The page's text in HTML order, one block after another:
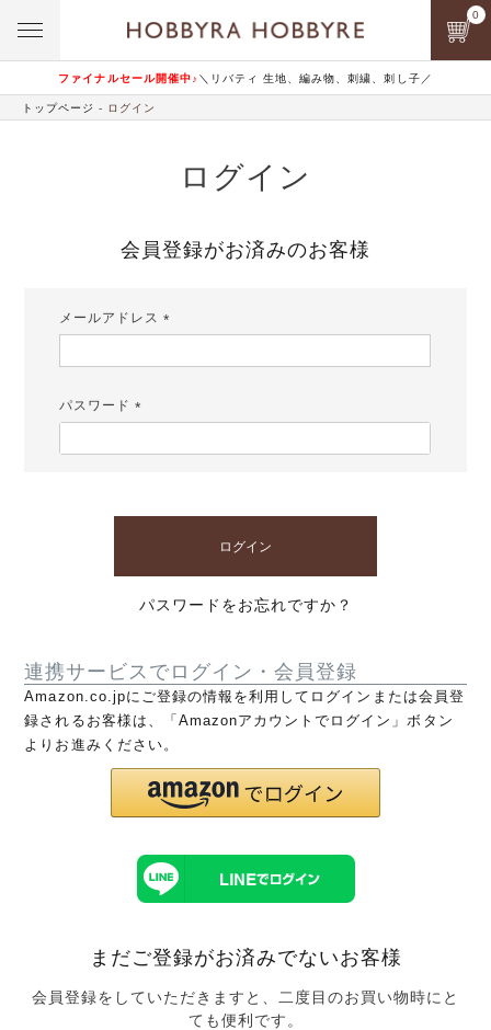
ファイナルセール開催中♪ ＼リバティ 生地、編み物、刺繍、刺し子／
0
トップページ ログイン
ログイン
会員登録がお済みのお客様
メールアドレス
パスワード
ログイン
パスワードをお忘れですか？
連携サービスでログイン・会員登録
Amazon.co.jpにご登録の情報を利用してログインまたは会員登
録されるお客様は、「Amazonアカウントでログイン」ボタン
よりお進みください。
まだご登録がお済みでないお客様
会員登録をしていただきますと、二度目のお買い物時にと
ても便利です。